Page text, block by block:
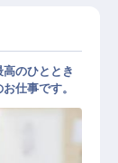
のひととき
仕事です。